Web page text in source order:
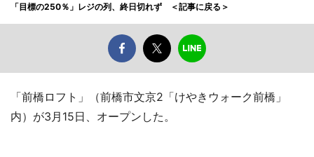
「目標の250％」レジの列、終日切れず ＜記事に戻る＞
「前橋ロフト」（前橋市文京2「けやきウォーク前橋」
内）が3月15日、オープンした。